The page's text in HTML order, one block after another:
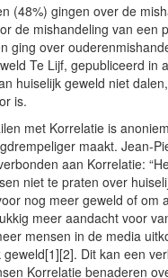
(48%) gingen over de
de mishandeling van een
ging over
Te Lijf, gepubliceerd in
huiselijk geweld niet
is.
met Korrelatie is
maakt. Jean-
aan Korrelatie:
niet te praten over
nog meer geweld of om
meer aandacht voor
mensen in de media
Dit kan een
Korrelatie benaderen